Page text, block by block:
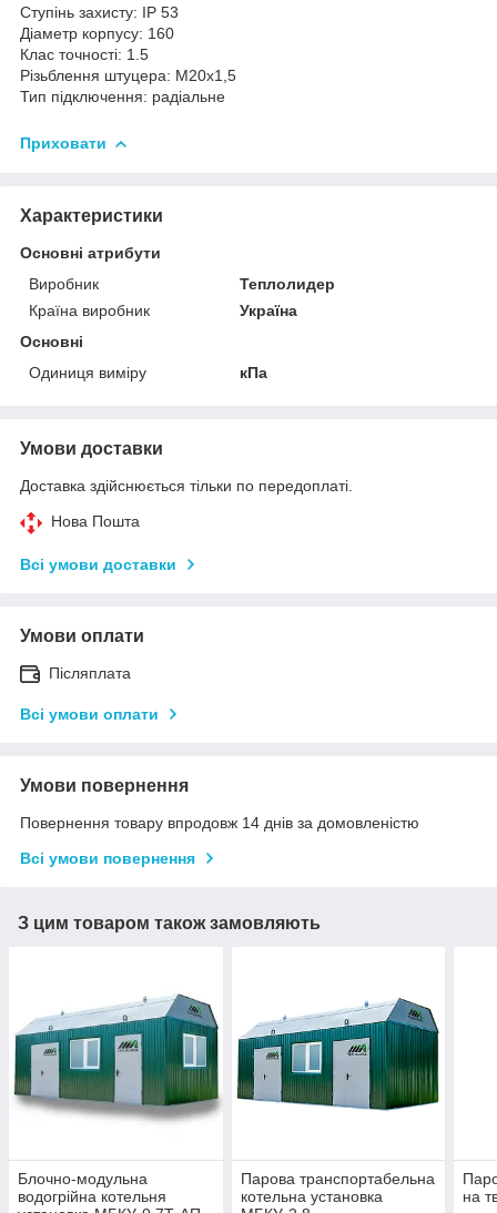
Ступінь захисту: IP 53
Діаметр корпусу: 160
Клас точності: 1.5
Різьблення штуцера: М20х1,5
Тип підключення: радіальне
Приховати
Характеристики
Основні атрибути
Виробник
Теплолидер
Країна виробник
Україна
Основні
Одиниця виміру
кПа
Умови доставки
Доставка здійснюється тільки по передоплаті.
Нова Пошта
Всі умови доставки
Умови оплати
Післяплата
Всі умови оплати
Умови повернення
Повернення товару впродовж 14 днів за домовленістю
Всі умови повернення
З цим товаром також замовляють
Блочно-модульна
водогрійна котельня
Парова транспортабельна
котельна установка
на